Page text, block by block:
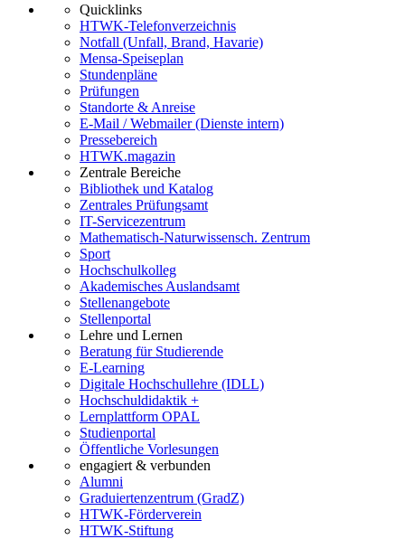
Quicklinks
HTWK-Telefonverzeichnis
Notfall (Unfall, Brand, Havarie)
Mensa-Speiseplan
Stundenpläne
Prüfungen
Standorte & Anreise
E-Mail / Webmailer (Dienste intern)
Pressebereich
HTWK.magazin
Zentrale Bereiche
Bibliothek und Katalog
Zentrales Prüfungsamt
IT-Servicezentrum
Mathematisch-Naturwissensch. Zentrum
Sport
Hochschulkolleg
Akademisches Auslandsamt
Stellenangebote
Stellenportal
Lehre und Lernen
Beratung für Studierende
E-Learning
Digitale Hochschullehre (IDLL)
Hochschuldidaktik +
Lernplattform OPAL
Studienportal
Öffentliche Vorlesungen
engagiert & verbunden
Alumni
Graduiertenzentrum (GradZ)
HTWK-Förderverein
HTWK-Stiftung